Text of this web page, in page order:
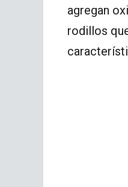
agregan
rodillos